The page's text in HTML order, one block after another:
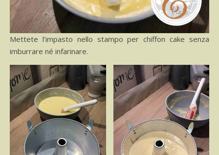
Mettete l’impasto nello stampo per chiffon cake senza
imburrare né infarinare.